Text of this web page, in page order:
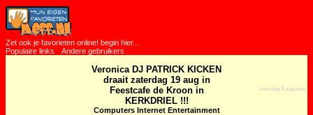
Zet ook je favorieten online! begin hier...
Populaire links
Andere gebruikers
Veronica DJ PATRICK KICKEN
draait zaterdag 19 aug in
Feestcafe de Kroon in
KERKDRIEL !!!
Computers Internet Entertainment
zaterdag 8 augustus